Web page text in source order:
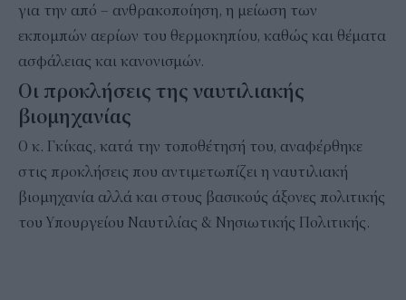
για την από – ανθρακοποίηση, η μείωση των
εκπομπών αερίων του θερμοκηπίου, καθώς και θέματα
ασφάλειας και κανονισμών.
Οι προκλήσεις της ναυτιλιακής
βιομηχανίας
Ο κ. Γκίκας, κατά την τοποθέτησή του, αναφέρθηκε
στις προκλήσεις που αντιμετωπίζει η ναυτιλιακή
βιομηχανία αλλά και στους βασικούς άξονες πολιτικής
του Υπουργείου Ναυτιλίας & Νησιωτικής Πολιτικής.